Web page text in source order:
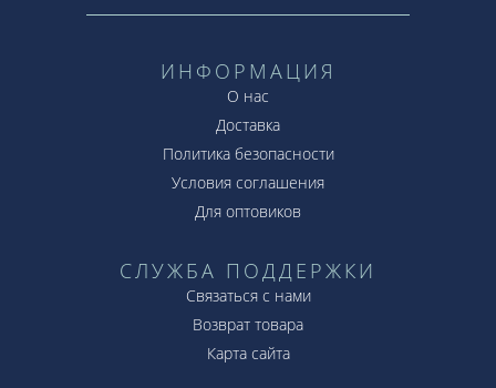
ИНФОРМАЦИЯ
О нас
Доставка
Политика безопасности
Условия соглашения
Для оптовиков
СЛУЖБА ПОДДЕРЖКИ
Связаться с нами
Возврат товара
Карта сайта